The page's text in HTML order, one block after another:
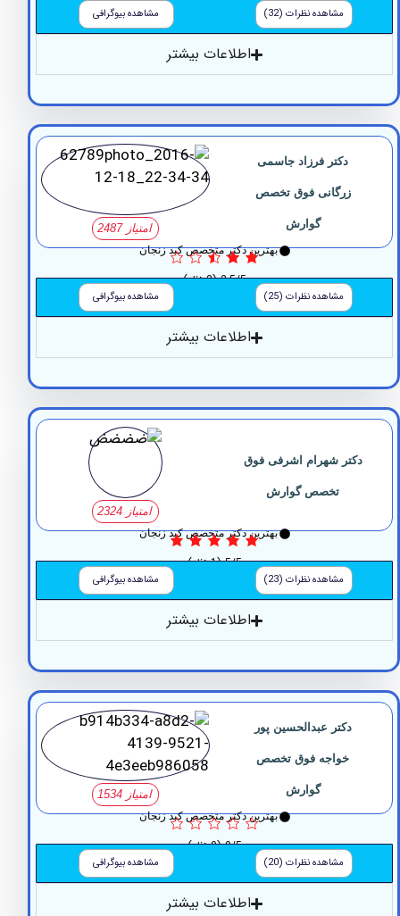
مشاهده نظرات (32) مشاهده بیوگرافی
اطلاعات بیشتر
دکتر فرزاد جاسمی
زرگانی فوق تخصص
بهترین دکتر متخصص کبد زنجان
2.5/5 (2 نظر)
مشاهده نظرات (25) مشاهده بیوگرافی
اطلاعات بیشتر
شهرام اشرفی فوق
تخصص گوارش
بهترین دکتر متخصص کبد زنجان
5/5 (1 نظر)
مشاهده نظرات (23) مشاهده بیوگرافی
اطلاعات بیشتر
دکتر عبدالحسین پور
خواجه فوق تخصص
بهترین دکتر متخصص کبد زنجان
0/5 (0 نظر)
مشاهده نظرات (20) مشاهده بیوگرافی
اطلاعات بیشتر